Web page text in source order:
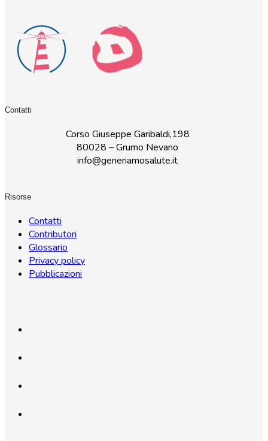
Contatti
Corso Giuseppe Garibaldi,198
80028 – Grumo Nevano
info@generiamosalute.it
Risorse
Contatti
Contributori
Glossario
Privacy policy
Pubblicazioni